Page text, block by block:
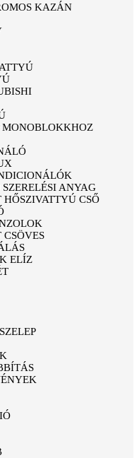
KAZÁN
MONOBLOKKHOZ
ANYAG
HŐSZIVATTYÚ CSŐ
CSÖVES
ELÍZ